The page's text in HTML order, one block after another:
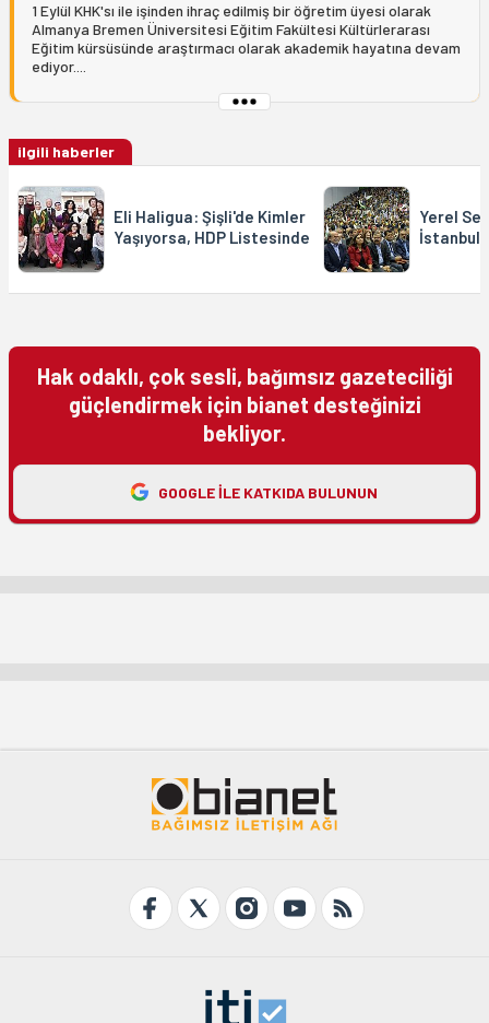
1 Eylül KHK'sı ile işinden ihraç edilmiş bir öğretim üyesi olarak
Almanya Bremen Üniversitesi Eğitim Fakültesi Kültürlerarası
Eğitim kürsüsünde araştırmacı olarak akademik hayatına devam
ediyor....
ilgili haberler
Eli Haligua: Şişli'de Kimler
Yaşıyorsa, HDP Listesinde
Yerel
İstanbul
Hak odaklı, çok sesli, bağımsız gazeteciliği
güçlendirmek için bianet desteğinizi
bekliyor.
GOOGLE ILE KATKIDA BULUNUN